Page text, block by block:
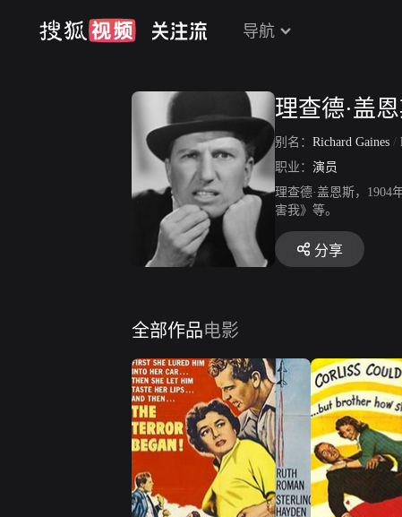
导航
理查德·盖
别名： Richard Gaines /
职业： 演员
理查德·盖恩斯，1904
害我》等。
分享
全部作品电影